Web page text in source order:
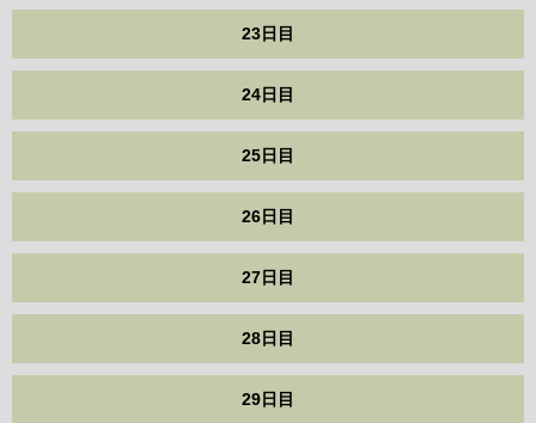
23日目
24日目
25日目
26日目
27日目
28日目
29日目